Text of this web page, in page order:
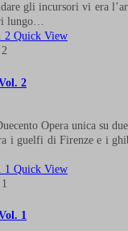
gli incursori vi era
lungo…
Quick View
2
Opera unica su
i guelfi di Firenze e i
Quick View
1